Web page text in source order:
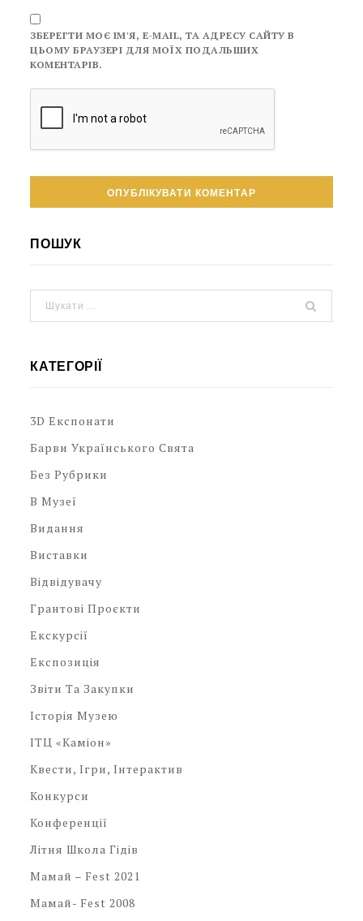
ЗБЕРЕГТИ МОЄ ІМ'Я, E-MAIL, ТА АДРЕСУ САЙТУ В
ЦЬОМУ БРАУЗЕРІ ДЛЯ МОЇХ ПОДАЛЬШИХ
КОМЕНТАРІВ.
ПОШУК
КАТЕГОРІЇ
3D Експонати
Барви Українського Свята
Без Рубрики
В Музеї
Видання
Виставки
Відвідувачу
Грантові Проєкти
Екскурсії
Експозиція
Звіти Та Закупки
Історія Музею
ІТЦ «Каміон»
Квести, Ігри, Інтерактив
Конкурси
Конференції
Літня Школа Гідів
Мамай – Fest 2021
Мамай- Fest 2008